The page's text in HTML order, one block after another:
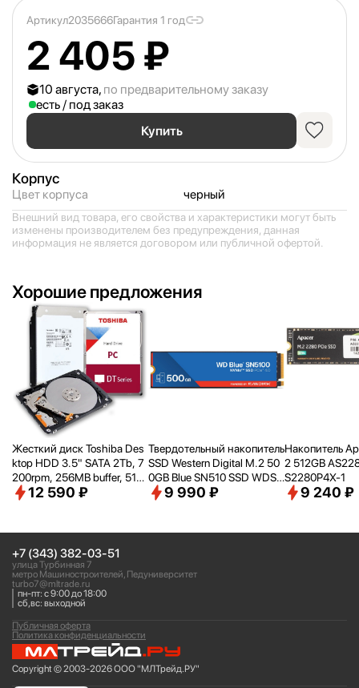
Артикул2035666Гарантия 1 год
2 405 ₽
10 августа, по предварительному заказу
есть / под заказ
Купить
Корпус
Цвет корпуса черный
Внешний вид товара, его свойства и характеристики могут быть
изменены производителем без предупреждения, данная
информация не является договором или публичной офертой.
Хорошие предложения
Жесткий диск Toshiba Des
ktop HDD 3.5" SATA 2Tb, 7
200rpm, 256MB buffer, 512
e, SMR, DT02ACA200
12 590 ₽
Твердотельный накопитель
SSD Western Digital M.2 50
0GB Blue SN510 SSD WDS5
00G5B0E PCIe NVMe 4.0 x
9 990 ₽
Накопитель
2 512GB
S2280P4X-1
9 240 ₽
+7 (343) 382-03-51
улица Турбинная 7
метро Машиностроителей, Педуниверситет
turbo7@mltrade.ru
пн-пт: с 9:00 до 18:00
сб,вс: выходной
Copyright © 2003-2026 ООО "МЛТрейд.РУ"
Политика конфиденциальности
Публичная оферта